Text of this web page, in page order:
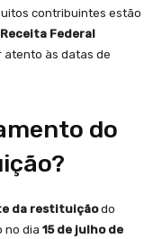
contribuintes estão
Receita Federal
atento às datas de
do
da restituiçãodo
no dia 15 de julho de